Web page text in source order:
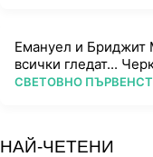
Емануел и
всички гледат...
ПОВЕЧЕ ОТ
СВЕТОВНО
НАЙ-ЧЕТЕНИ